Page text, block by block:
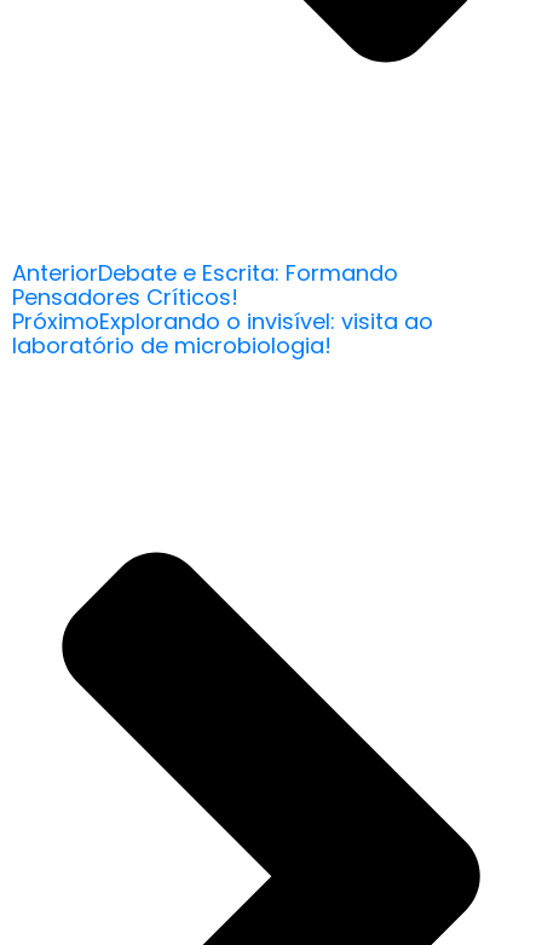
AnteriorDebate e Escrita: Formando
Pensadores Críticos!
PróximoExplorando o invisível: visita ao
laboratório de microbiologia!